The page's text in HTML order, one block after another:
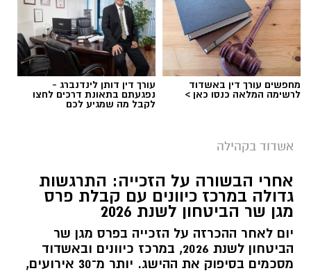
חברת נמל אשדוד מפרסמת את דוח האחריות
התאגידית לשנת 2025, המציג את פעילות החברה
בשנה שהתאפיינה באתגרים ביטחוניים, תפעוליים
וכלכליים מתמשכים.
מחפשים עורך דין באשדוד
לרשימה המלאה כנסו כאן >
עורך דין דותן לינדנברג -
נפגעתם בתאונת דרכים לחצו
לקבל מה שמגיע לכם
אשדוד בקהילה
אחרי הבשורה על הזכייה: התרגשות
גדולה במרכז כיוונים עם קבלת פרס
מגן שר הביטחון לשנת 2026
יום לאחר ההכרזה על הזכייה בפרס מגן שר
הביטחון לשנת 2026, במרכז כיוונים ובאשדוד
מסכמים בסיפוק את ההישג. יותר מ־30 אירועים,